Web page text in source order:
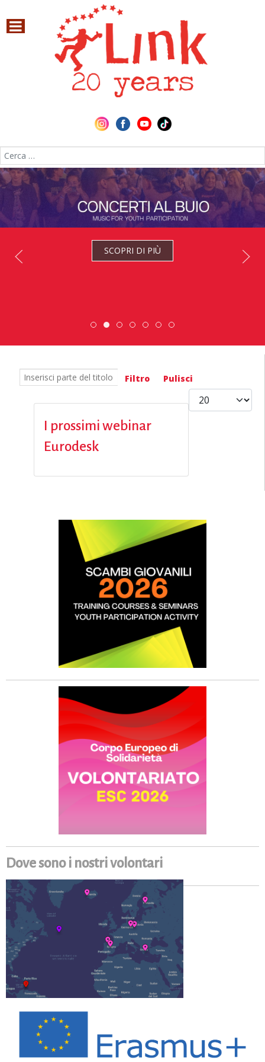
Cerca nel sito
SCOPRI DI PIÙ
ESC » Volontariato internazionale
Scopri dove sono i nostri
DiscoverEu Inclusion
Scambio Giovanile
Inserisci parte del titolo Filtro Pulisci
Visualizza #
I prossimi webinar
Eurodesk
Dove sono i nostri volontari